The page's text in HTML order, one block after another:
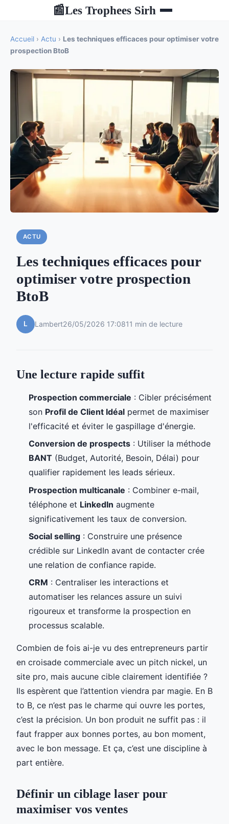
📰Les Trophees Sirh
Accueil › Actu › Les techniques efficaces pour optimiser votre
prospection BtoB
ACTU
Les techniques efficaces pour
optimiser votre prospection
BtoB
L Lambert26/05/2026 17:0811 min de lecture
Une lecture rapide suffit
Prospection commerciale : Cibler précisément
son Profil de Client Idéal permet de maximiser
l'efficacité et éviter le gaspillage d'énergie.
Conversion de prospects : Utiliser la méthode
BANT (Budget, Autorité, Besoin, Délai) pour
qualifier rapidement les leads sérieux.
Prospection multicanale : Combiner e-mail,
téléphone et LinkedIn augmente
significativement les taux de conversion.
Social selling : Construire une présence
crédible sur LinkedIn avant de contacter crée
une relation de confiance rapide.
CRM : Centraliser les interactions et
automatiser les relances assure un suivi
rigoureux et transforme la prospection en
processus scalable.
Combien de fois ai-je vu des entrepreneurs partir
en croisade commerciale avec un pitch nickel, un
site pro, mais aucune cible clairement identifiée ?
Ils espèrent que l’attention viendra par magie. En B
to B, ce n’est pas le charme qui ouvre les portes,
c’est la précision. Un bon produit ne suffit pas : il
faut frapper aux bonnes portes, au bon moment,
avec le bon message. Et ça, c’est une discipline à
part entière.
Définir un ciblage laser pour
maximiser vos ventes